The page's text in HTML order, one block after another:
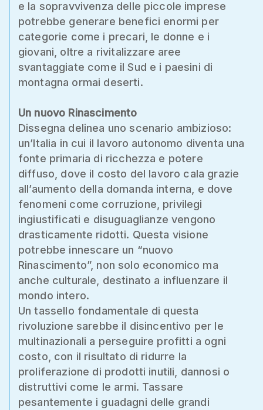
e la sopravvivenza delle piccole imprese
potrebbe generare benefici enormi per
categorie come i precari, le donne e i
giovani, oltre a rivitalizzare aree
svantaggiate come il Sud e i paesini di
montagna ormai deserti.
Un nuovo Rinascimento
Dissegna delinea uno scenario ambizioso:
un’Italia in cui il lavoro autonomo diventa una
fonte primaria di ricchezza e potere
diffuso, dove il costo del lavoro cala grazie
all’aumento della domanda interna, e dove
fenomeni come corruzione, privilegi
ingiustificati e disuguaglianze vengono
drasticamente ridotti. Questa visione
potrebbe innescare un “nuovo
Rinascimento”, non solo economico ma
anche culturale, destinato a influenzare il
mondo intero.
Un tassello fondamentale di questa
rivoluzione sarebbe il disincentivo per le
multinazionali a perseguire profitti a ogni
costo, con il risultato di ridurre la
proliferazione di prodotti inutili, dannosi o
distruttivi come le armi. Tassare
pesantemente i guadagni delle grandi